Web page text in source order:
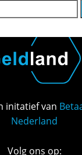
initatief van
Nederland
Volg ons op: